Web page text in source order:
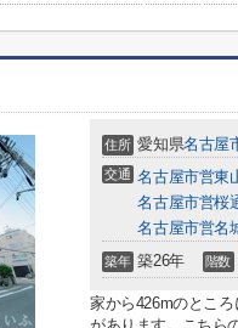
住所 愛知県名古屋
交通 名古屋市営東
名古屋市営桜
名古屋市営名
築年 築26年 階数
家から426mのとこ